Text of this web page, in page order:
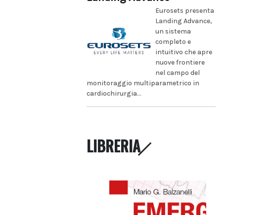
Eurosets presenta
Landing Advance,
un sistema
completo e
intuitivo che apre
nuove frontiere
nel campo del
monitoraggio multiparametrico in
cardiochirurgia...
LIBRERIA